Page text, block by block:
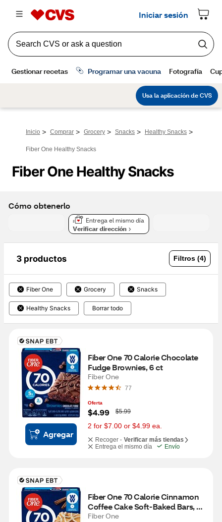
Inicio > Comprar > Grocery > Snacks > Healthy Snacks >
Fiber One Healthy Snacks
Fiber One Healthy Snacks
Cómo obtenerlo
Entrega el mismo día
Verificar dirección
3 productos Filtros (4)
Fiber One Grocery Snacks
Healthy Snacks Borrar todo
Agregar
Fiber One 70 Calorie Chocolate
Fudge Brownies, 6 ct
Fiber One
77
Oferta
$4.99
W
a
s
$5.99
2 for $7.00 or $4.99 ea.
Recoger - Verificar más tiendas
Entrega el mismo día
Envío
Fiber One 70 Calorie Cinnamon
Coffee Cake Soft-Baked Bars, 6
ct
Fiber One